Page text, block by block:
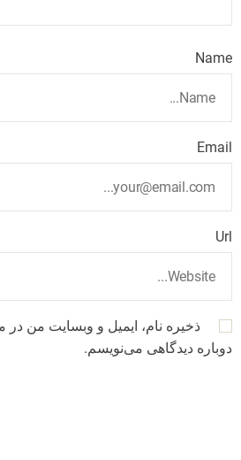
Name
Email
Url
ذخیره نام، ایمیل و وبسایت من در
دوباره دیدگاهی می‌نویسم.